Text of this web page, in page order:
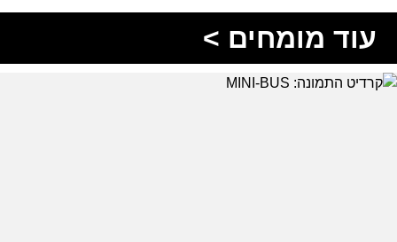
עוד מומחים >